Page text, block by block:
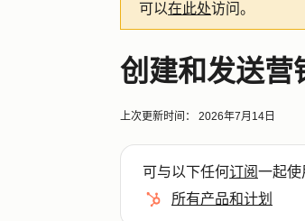
可以在此处访问。
创建和发送营
上次更新时间： 2026年7月14日
可与以下任何订阅一起使
所有产品和计划